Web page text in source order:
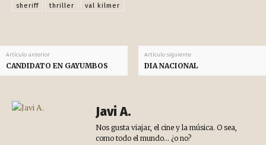
sheriff
thriller val kilmer
Artículo anterior
CANDIDATO EN GAYUMBOS
Artículo siguiente
DIA NACIONAL
Javi A.
Nos gusta viajar, el cine y la música. O sea,
como todo el mundo... ¿o no?